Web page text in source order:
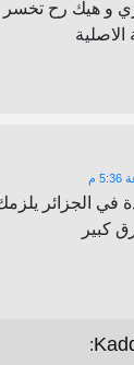
و هيك رح تخسر
الاصلية
في الجزائر
كبير
: